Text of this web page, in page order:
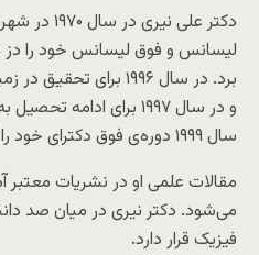
دکتر علی
لیسانس و فوق لیسانس خود را دز
برد. در سال ۱۹۹۶
و در سال ۱۹۹۷ برای
سال ۱۹۹۹ دوره‌ی فوق دکترای خود را گذراند.
مقالات علمی او در نشریات معتبر
می‌شود. دکتر نیری در میان صد
فیزیک قرار دارد.